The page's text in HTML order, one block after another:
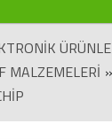
MALZEMELERI »